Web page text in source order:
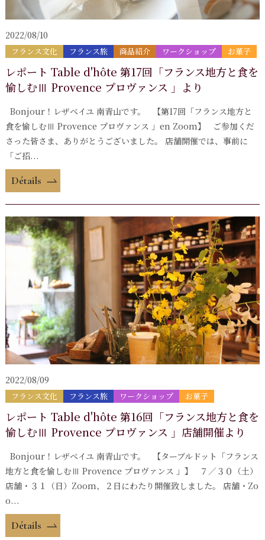
2022/08/10
フランス文化 フランス旅 商品紹介 ワークショップ お菓子
レポート Table d'hôte 第17回「フランス地方と食を
愉しむⅢ Provence プロヴァンス 」より
Bonjour！レザベイユ 南青山です。 【第17回「フランス地方と
食を愉しむⅢ Provence プロヴァンス 」en Zoom】 ご参加くだ
さった皆さま、ありがとうございました。 店舗開催では、事前に
「ご招...
Détails
2022/08/09
フランス文化 フランス旅 ワークショップ お菓子
レポート Table d'hôte 第16回「フランス地方と食を
愉しむⅢ Provence プロヴァンス 」店舗開催より
Bonjour！レザベイユ 南青山です。 【ターブルドット「フランス
地方と食を愉しむⅢ Provence プロヴァンス 」】 ７／３０（土）
店舗・３１（日）Zoom、２日にわたり開催致しました。 店舗・Zo
o...
Détails